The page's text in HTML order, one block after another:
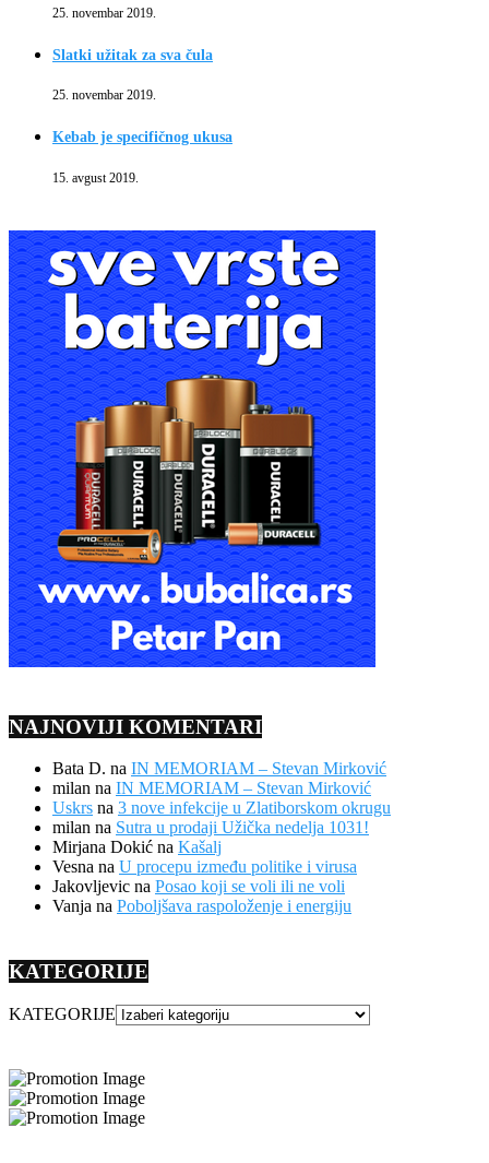
25. novembar 2019.
Slatki užitak za sva čula
25. novembar 2019.
Kebab je specifičnog ukusa
15. avgust 2019.
NAJNOVIJI KOMENTARI
Bata D. na IN MEMORIAM – Stevan Mirković
milan na IN MEMORIAM – Stevan Mirković
Uskrs na 3 nove infekcije u Zlatiborskom okrugu
milan na Sutra u prodaji Užička nedelja 1031!
Mirjana Dokić na Kašalj
Vesna na U procepu između politike i virusa
Jakovljevic na Posao koji se voli ili ne voli
Vanja na Poboljšava raspoloženje i energiju
KATEGORIJE
KATEGORIJE